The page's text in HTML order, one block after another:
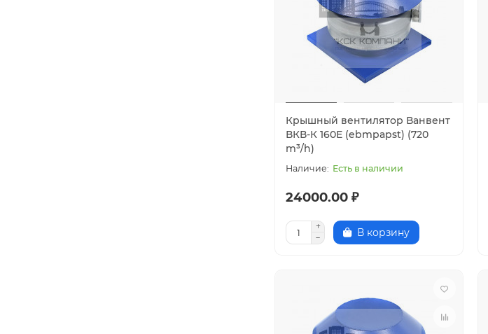
Крышный вентилятор Ванвент
ВКВ-К 160Е (ebmpapst) (720
m³/h)
Есть в наличии
24000.00 ₽
В корзину